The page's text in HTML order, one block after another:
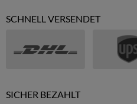
SCHNELL VERSENDET
SICHER BEZAHLT